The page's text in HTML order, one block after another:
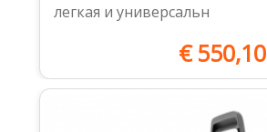
легкая и универсальн
€550,10